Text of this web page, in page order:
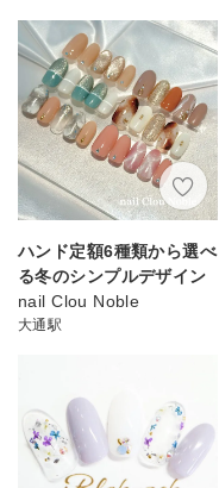
ハンド定額6種類から選べ
る冬のシンプルデザイン
nail Clou Noble
大通駅